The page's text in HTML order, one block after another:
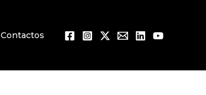
Contactos